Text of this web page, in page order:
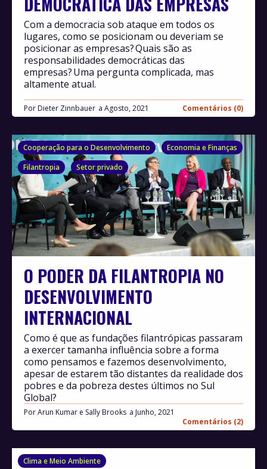
Por Dieter Zinnbauer Agosto, 2021 Comentários (0)
Com a democracia sob ataque em todos os
lugares, como se posicionam ou deveriam se
posicionar as empresas? Quais são as
responsabilidades democráticas das
empresas? Uma pergunta complicada, mas
altamente atual.
Cooperação para o Desenvolvimento
Economia e Finanças
Filantropia
Setor privado
O PODER DA FILANTROPIA NO
DESENVOLVIMENTO
INTERNACIONAL
PorArun Kumar e Sally Brooks
Junho, 2021
Comentários (2)
Como é que as fundações filantrópicas passaram
a exercer tamanha influência sobre a forma
como pensamos e fazemos desenvolvimento,
apesar de estarem tão distantes da realidade dos
pobres e da pobreza destes últimos no Sul
Global?
Clima e Meio Ambiente